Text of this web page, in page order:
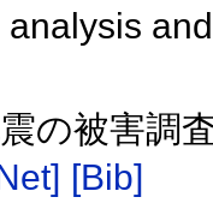
の被害調
[Bib]